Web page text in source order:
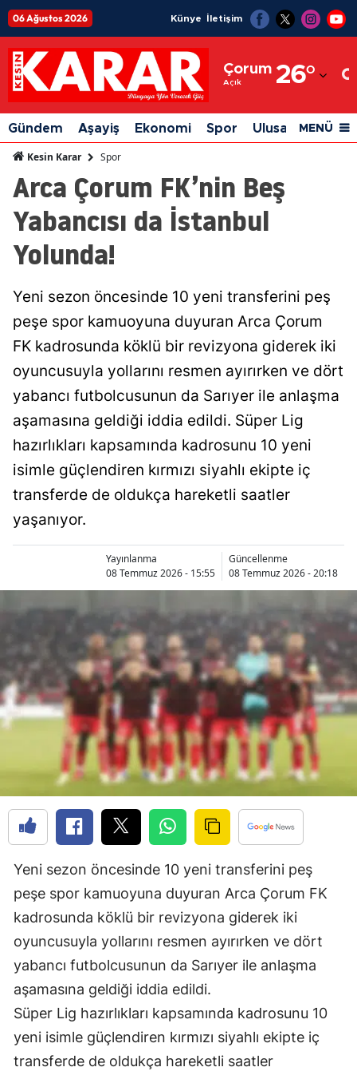
06 Ağustos 2026 Künye İletişim
Çorum
Açık 26°
Adıyaman
Afyonkarahisar
Ağrı
Amasya
Ankara
Balıkesir
Bilecik
Bitlis
Bolu
Burdur
Çanakkale
Çankırı
Çorum
Denizli
Diyarbakır
Edirne
Elazığ
Erzincan
Erzurum
Eskişehir
Gaziantep
Gümüşhane
Hatay
Isparta
Gündem Aşayiş Ekonomi Spor Ulusal Siyaset
MENÜ
Kesin Karar Spor
Arca Çorum FK’nin Beş
Yabancısı da İstanbul
Yolunda!
Yeni sezon öncesinde 10 yeni transferini peş
peşe spor kamuoyuna duyuran Arca Çorum
FK kadrosunda köklü bir revizyona giderek iki
oyuncusuyla yollarını resmen ayırırken ve dört
yabancı futbolcusunun da Sarıyer ile anlaşma
aşamasına geldiği iddia edildi. Süper Lig
hazırlıkları kapsamında kadrosunu 10 yeni
isimle güçlendiren kırmızı siyahlı ekipte iç
transferde de oldukça hareketli saatler
yaşanıyor.
Yayınlanma
08 Temmuz 2026 - 15:55
Güncellenme
08 Temmuz 2026 - 20:18
Yeni sezon öncesinde 10 yeni transferini peş
peşe spor kamuoyuna duyuran Arca Çorum FK
kadrosunda köklü bir revizyona giderek iki
oyuncusuyla yollarını resmen ayırırken ve dört
yabancı futbolcusunun da Sarıyer ile anlaşma
aşamasına geldiği iddia edildi.
Süper Lig hazırlıkları kapsamında kadrosunu 10
yeni isimle güçlendiren kırmızı siyahlı ekipte iç
transferde de oldukça hareketli saatler